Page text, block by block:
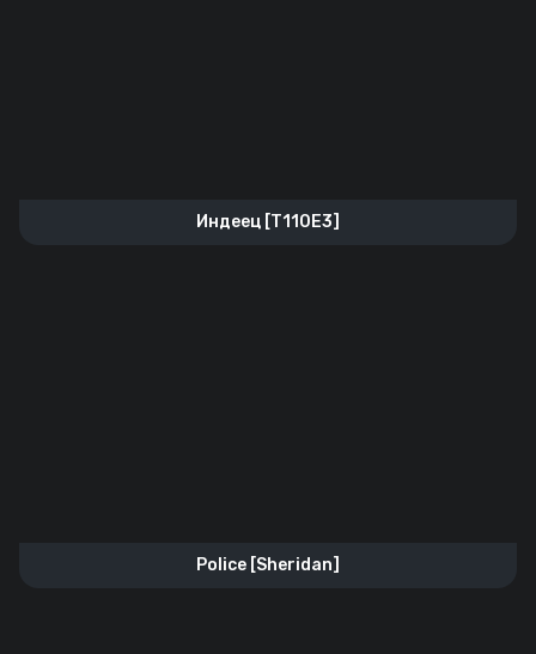
Индеец [T110E3]
Police [Sheridan]